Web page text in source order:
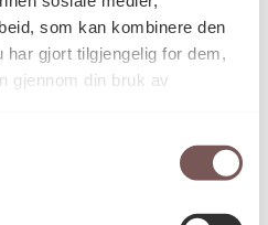
som kan kombinere den
har gjort tilgjengelig for dem,
gjennom din bruk av
vandrestavene før de leveres
ble montert på AAhkA
Tunge / KORO
og jo dypere